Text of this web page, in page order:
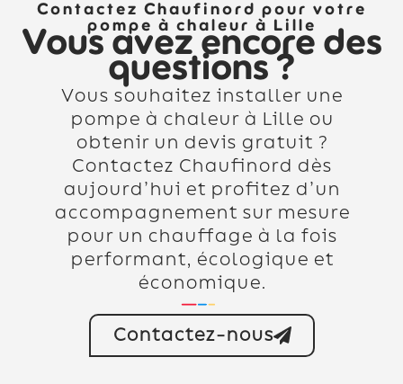
Contactez Chaufinord pour votre
pompe à chaleur à Lille
Vous avez encore des
questions ?
Vous souhaitez installer une
pompe à chaleur à Lille ou
obtenir un devis gratuit ?
Contactez Chaufinord dès
aujourd’hui et profitez d’un
accompagnement sur mesure
pour un chauffage à la fois
performant, écologique et
économique.
Contactez-nous